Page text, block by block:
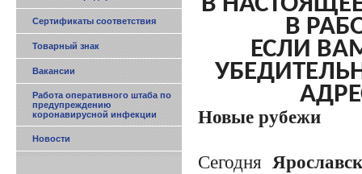
Сертификаты соответствия
Товарный знак
Вакансии
Работа оперативного штаба по
предупреждению
коронавирусной инфекции
Новости
В
ЕСЛИ
Новые рубежи
Сегодня